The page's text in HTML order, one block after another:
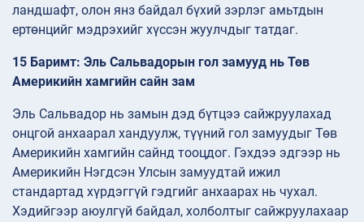
ландшафт, олон янз байдал бүхий зэрлэг амьтдын
ертөнцийг мэдрэхийг хүссэн жуулчдыг татдаг.
15 Баримт: Эль Сальвадорын гол замууд нь Төв
Америкийн хамгийн сайн зам
Эль Сальвадор нь замын дэд бүтцээ сайжруулахад
онцгой анхаарал хандуулж, түүний гол замуудыг Төв
Америкийн хамгийн сайнд тооцдог. Гэхдээ эдгээр нь
Америкийн Нэгдсэн Улсын замуудтай ижил
стандартад хүрдэггүй гэдгийг анхаарах нь чухал.
Хэдийгээр аюулгүй байдал, холболтыг сайжруулахаар